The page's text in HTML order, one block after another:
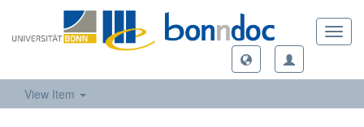
View Item